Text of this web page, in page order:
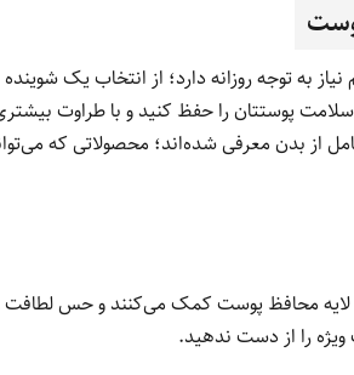
توجه روزانه دارد؛ از انتخاب یک
پوستتان را حفظ کنید و با طراوت
از بدن معرفی شده‌اند؛ محصولاتی که
محافظ پوست کمک می‌کنند و حس لطافت